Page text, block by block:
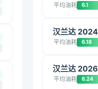
平均油耗 6.1
汉兰达
平均油耗 6.18
汉兰达
平均油耗 6.24